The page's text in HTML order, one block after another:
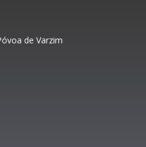
f
de Varzim